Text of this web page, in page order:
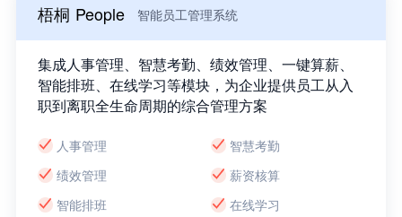
梧桐 People 智能员工管理系统
集成人事管理、智慧考勤、绩效管理、一键算薪、
智能排班、在线学习等模块，为企业提供员工从入
职到离职全生命周期的综合管理方案
人事管理
智慧考勤
绩效管理
薪资核算
智能排班
在线学习